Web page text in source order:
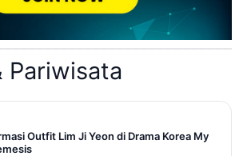
Pariwisata
Outfit Lim Ji Yeon di Drama Korea My